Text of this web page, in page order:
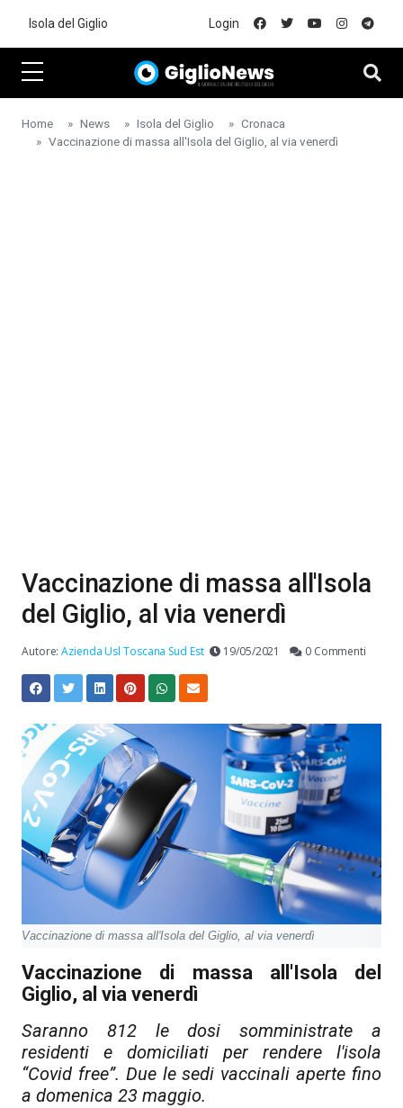
Isola del Giglio Login
Home News Isola del Giglio
Cronaca
Vaccinazione di massa all'Isola del Giglio, al via venerdì
Vaccinazione di massa all'Isola
del Giglio, al via venerdì
Autore:Azienda Usl Toscana Sud Est 19/05/2021 0 Commenti
Vaccinazione di massa all'Isola del Giglio, al via venerdì
Vaccinazione di massa all'Isola del
Giglio, al via venerdì
Saranno 812 le dosi somministrate a
residenti e domiciliati per rendere l'isola
“Covid free”. Due le sedi vaccinali aperte fino
a domenica 23 maggio.